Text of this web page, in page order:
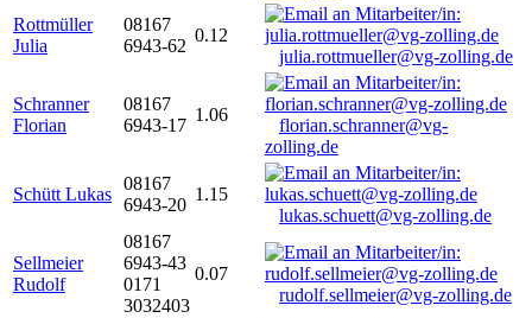
Rottmüller
Julia
08167
6943-62
0.12
julia.rottmueller@vg-zolling.de
Schranner
Florian
08167
6943-17
1.06
florian.schranner@vg-
zolling.de
Schütt Lukas
08167
6943-20
1.15
lukas.schuett@vg-zolling.de
Sellmeier
Rudolf
08167
6943-43
0171
3032403
0.07
rudolf.sellmeier@vg-zolling.de